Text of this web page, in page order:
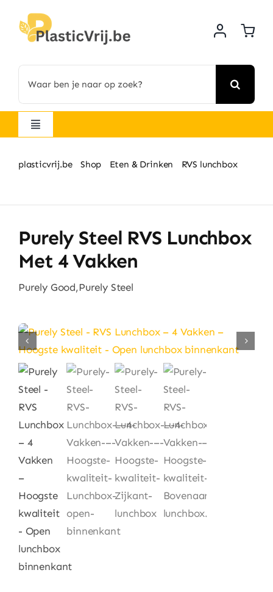
content
for:
Navigatie
Hygiëne & Beauty
Artikels & Nieuws
plasticvrij.be Shop Eten & Drinken
RVS lunchbox
Purely Steel RVS Lunchbox
Met 4 Vakken
Purely Good,Purely Steel